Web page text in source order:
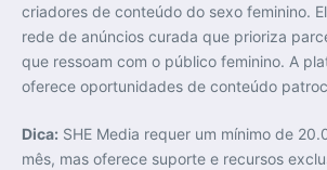
criadores de conteúdo do sexo feminino.
rede de anúncios curada que prioriza
que ressoam com o público feminino. A
oferece oportunidades de conteúdo
Dica: SHE Media requer um mínimo de
mês, mas oferece suporte e recursos